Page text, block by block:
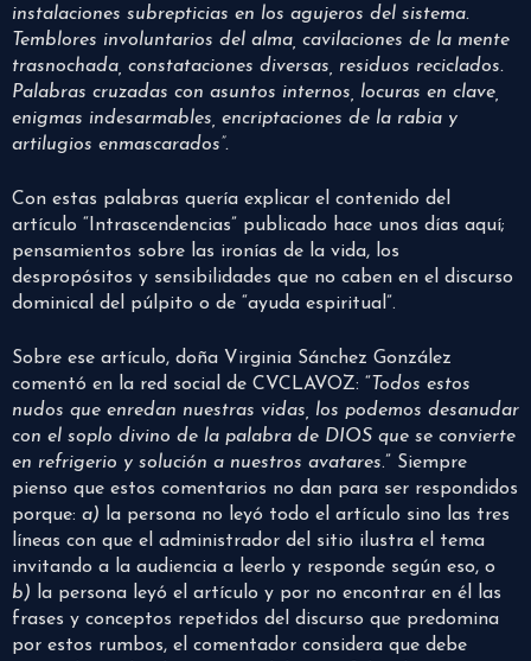
instalaciones subrepticias en los agujeros del sistema.
Temblores involuntarios del alma, cavilaciones de la mente
trasnochada, constataciones diversas, residuos reciclados.
Palabras cruzadas con asuntos internos, locuras en clave,
enigmas indesarmables, encriptaciones de la rabia y
artilugios enmascarados”.
Con estas palabras quería explicar el contenido del
artículo “Intrascendencias” publicado hace unos días aquí;
pensamientos sobre las ironías de la vida, los
despropósitos y sensibilidades que no caben en el discurso
dominical del púlpito o de “ayuda espiritual”.
Sobre ese artículo, doña Virginia Sánchez González
comentó en la red social de CVCLAVOZ: “ Todos estos
nudos que enredan nuestras vidas, los podemos desanudar
con el soplo divino de la palabra de DIOS que se convierte
en refrigerio y solución a nuestros avatares.” Siempre
pienso que estos comentarios no dan para ser respondidos
porque: a) la persona no leyó todo el artículo sino las tres
líneas con que el administrador del sitio ilustra el tema
invitando a la audiencia a leerlo y responde según eso, o
b) la persona leyó el artículo y por no encontrar en él las
frases y conceptos repetidos del discurso que predomina
por estos rumbos, el comentador considera que debe